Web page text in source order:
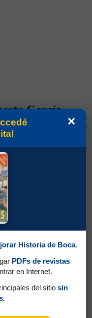
García
1976). Surgido de
con buen manejo de
en 1975. En el
en donde jugó junto a
en el ascenso.
×
Historia de Boca.
PDFs de revistas
en Internet.
del sitio sin